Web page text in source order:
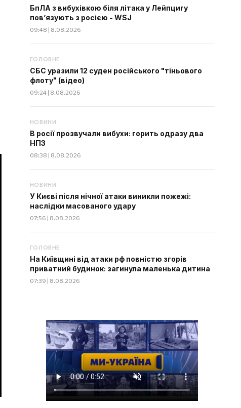
БпЛА з вибухівкою біля літака у Лейпцигу
пов’язують з росією - WSJ
09:48 | 8.08.2026
ГОЛОВНЕ
СБС уразили 12 суден російського "тіньового
флоту" (відео)
09:24 | 8.08.2026
НОВИНИ
В росії прозвучали вибухи: горить одразу два
НПЗ
08:38 | 8.08.2026
НОВИНИ
У Києві після нічної атаки виникли пожежі:
наслідки масованого удару
07:56 | 8.08.2026
ГОЛОВНЕ
На Київщині від атаки рф повністю згорів
приватний будинок: загинула маленька дитина
07:39 | 8.08.2026